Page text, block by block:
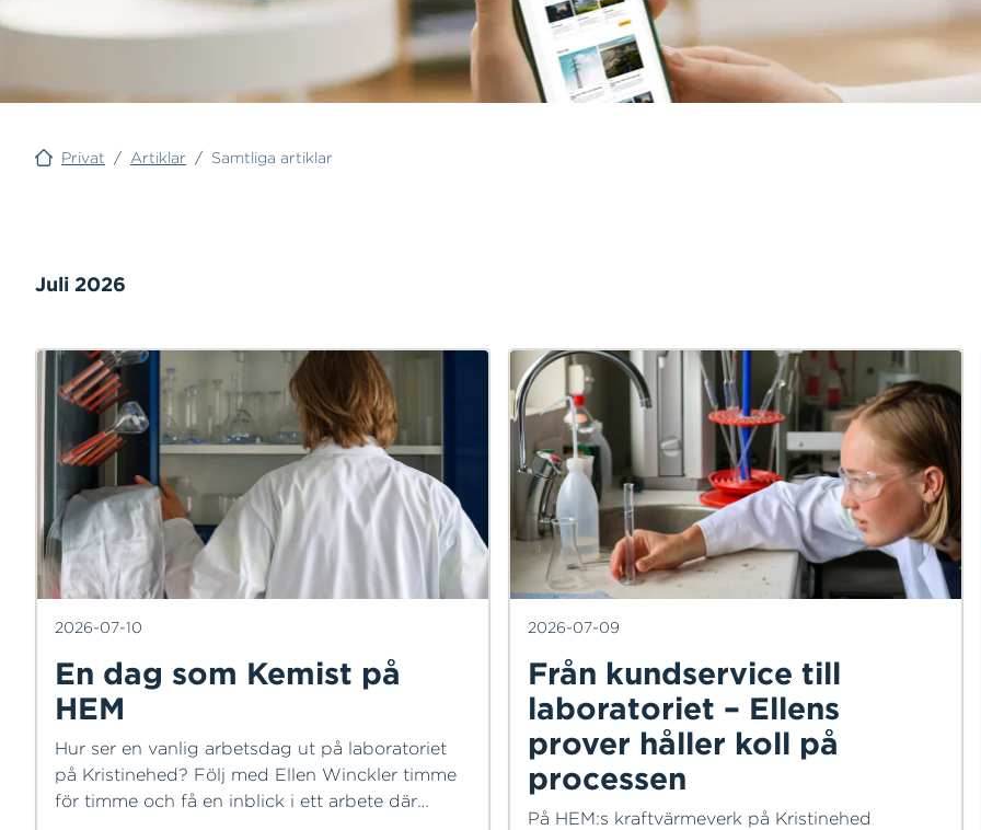
Privat / Artiklar / Samtliga artiklar
Juli 2026
2026-07-10
En dag som Kemist på
HEM
Hur ser en vanlig arbetsdag ut på laboratoriet
på Kristinehed? Följ med Ellen Winckler timme
för timme och få en inblick i ett arbete där
2026-07-09
Från kundservice till
laboratoriet – Ellens
prover håller koll på
processen
På HEM:s kraftvärmeverk på Kristinehed